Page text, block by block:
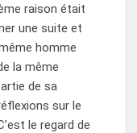
raison était
une suite et
homme
la même
de sa
sur le
le regard de